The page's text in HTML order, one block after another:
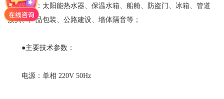
浇注：太阳能热水器、保温水箱、船舱、防盗门、冰箱、管道
接头、产品包装、公路建设、墙体隔音等；
●主要技术参数：
电源：单相 220V 50Hz